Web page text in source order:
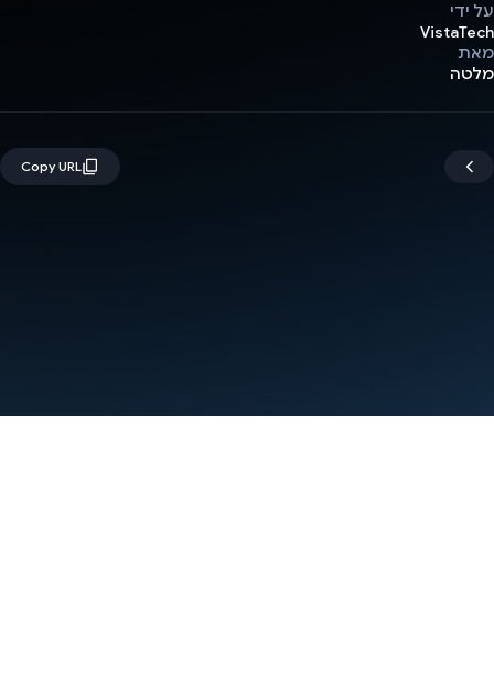
על ידי
VistaTech
מאת
מלטה